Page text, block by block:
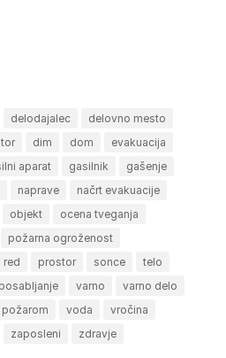
delodajalec
delovno mesto
dim dom
evakuacija
aparat gasilnik
gašenje
naprave
načrt evakuacije
objekt
ocena tveganja
požarna ogroženost
red prostor sonce
telo
varno
varno delo
voda
vročina
zaposleni zdravje